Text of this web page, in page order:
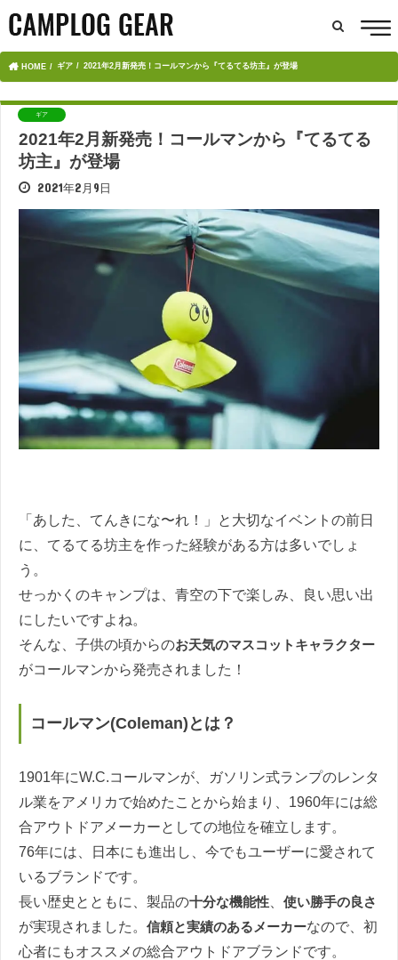
HOME ギア 2021年2月新発売！コールマンから『てるてる坊主』が登場
ギア
2021年2月新発売！コールマンから『てるてる
坊主』が登場
2021年2月9日
「あした、てんきにな〜れ！」と大切なイベントの前日
に、てるてる坊主を作った経験がある方は多いでしょ
う。
せっかくのキャンプは、青空の下で楽しみ、良い思い出
にしたいですよね。
そんな、子供の頃からのお天気のマスコットキャラクター
がコールマンから発売されました！
コールマン(Coleman)とは？
1901年にW.C.コールマンが、ガソリン式ランプのレンタ
ル業をアメリカで始めたことから始まり、1960年には総
合アウトドアメーカーとしての地位を確立します。
76年には、日本にも進出し、今でもユーザーに愛されて
いるブランドです。
長い歴史とともに、製品の十分な機能性
使い勝手の良さ
が実現されました。 信頼と実績のあるメーカーなので、初
心者にもオススメの総合アウトドアブランドです。